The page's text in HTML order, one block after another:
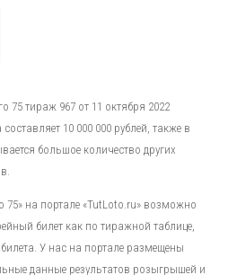
75 тираж 967 от 11 октября 2022
10 000 000 рублей, также в
большое количество других
75» на портале «TutLoto.ru» возможно
билет как по тиражной таблице,
У нас на портале размещены
данные результатов розыгрышей и